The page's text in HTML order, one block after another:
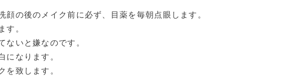
顔の後のメイク前に必ず、目薬を毎朝点眼します。
す。
ないと嫌なのです。
になります。
を致します。